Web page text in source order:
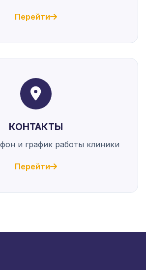
Перейти
КОНТАКТЫ
и график работы клиники
Перейти